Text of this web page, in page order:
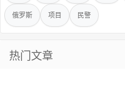
俄罗斯 项目 民警
热门文章